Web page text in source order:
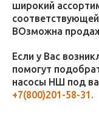
широкий
ВОзможна
Если у Вас
помогут
насосы НШ под
+7(800)201-58-31.